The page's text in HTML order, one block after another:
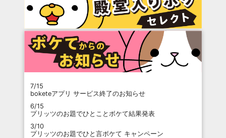
7/15
boketeアプリ サービス終了のお知らせ
6/15
プリッツのお題でひとことボケて結果発表
3/10
プリッツのお題でひと言ボケて キャンペーン